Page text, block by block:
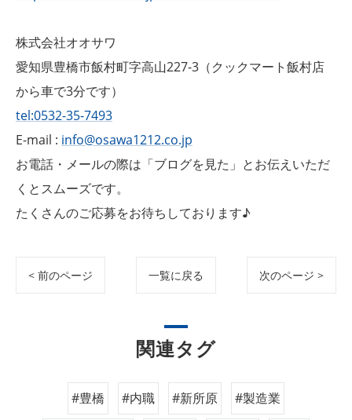
株式会社オオサワ
愛知県豊橋市飯村町字高山227-3（クックマート飯村店
から車で3分です）
tel:0532-35-7493
E-mail : info@osawa1212.co.jp
お電話・メールの際は「ブログを見た」とお伝えいただ
くとスムーズです。
たくさんのご応募をお待ちしております♪
< 前のページ 一覧に戻る 次のページ >
関連タグ
#豊橋 #内職 #新所原 #製造業